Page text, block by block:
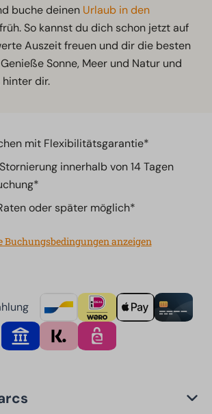
buche deinen Urlaub in den
früh. So kannst du dich schon jetzt auf
Auszeit freuen und dir die besten
Sonne, Meer und Natur und
dir.
mit Flexibilitätsgarantie*
innerhalb von 14 Tagen
oder später möglich*
Buchungsbedingungen anzeigen